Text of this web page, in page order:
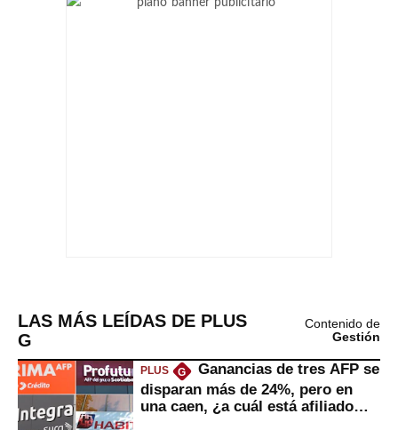
LAS MÁS LEÍDAS DE PLUS
G
Contenido de
Gestión
PLUS G
Ganancias de tres AFP se
disparan más de 24%, pero en
una caen, ¿a cuál está afiliado